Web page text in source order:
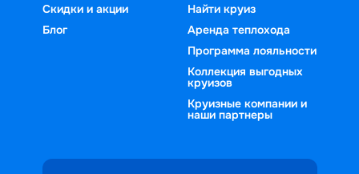
Скидки и акции
Блог
Найти круиз
Аренда теплохода
Программа лояльности
Коллекция выгодных
круизов
Круизные компании и
наши партнеры